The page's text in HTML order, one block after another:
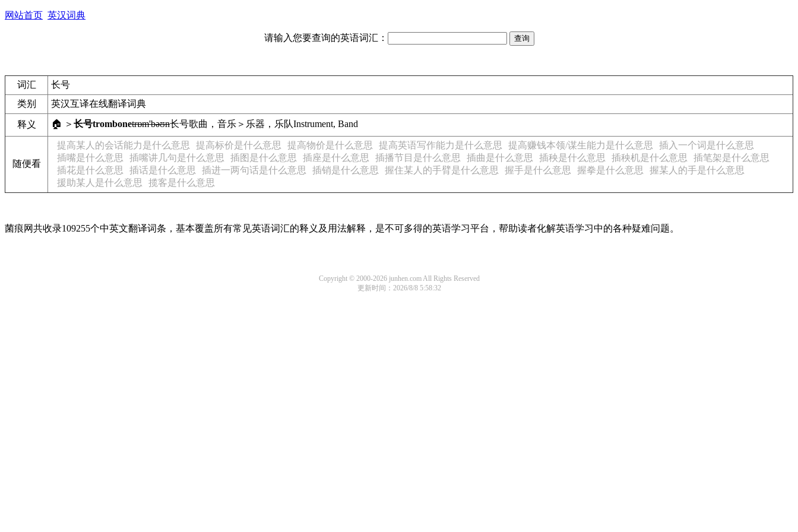
网站首页 英汉词典
请输入您要查询的英语词汇：
词汇
长号
类别
英汉互译在线翻译词典
释义 🏠 ＞ 长号trombonetrɒm'bəʊn长号歌曲，音乐＞乐器，乐队Instrument, Band
随便看
提高某人的会话能力是什么意思 提高标价是什么意思 提高物价是什么意思 提高英语写作能力是什么意思 提高赚钱本领/谋生能力是什么意思
插入一个词是什么意思
插嘴是什么意思
插嘴讲几句是什么意思 插图是什么意思 插座是什么意思 插播节目是什么意思 插曲是什么意思 插秧是什么意思 插秧机是什么意思
插笔架是什么意思
插花是什么意思
插话是什么意思 插进一两句话是什么意思 插销是什么意思 握住某人的手臂是什么意思 握手是什么意思 握拳是什么意思
握某人的手是什么意思
援助某人是什么意思
揽客是什么意思
菌痕网共收录109255个中英文翻译词条，基本覆盖所有常见英语词汇的释义及用法解释，是不可多得的英语学习平台，帮助读者化解英语学习中的各种疑难问题。
Copyright © 2000-2026 junhen.com All Rights Reserved
更新时间：2026/8/8 5:58:32